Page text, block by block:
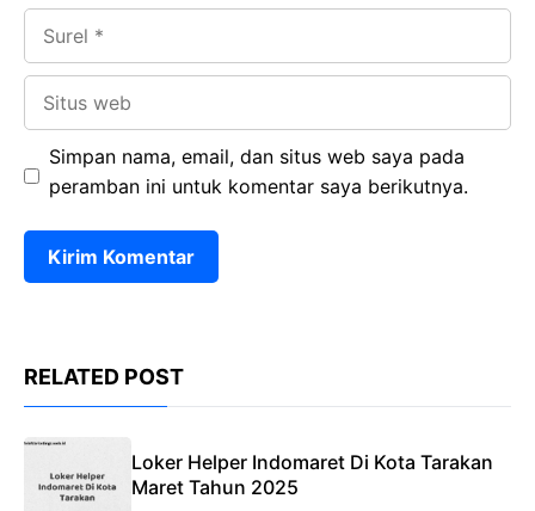
Simpan nama, email, dan situs web saya pada
peramban ini untuk komentar saya berikutnya.
RELATED POST
Loker Helper Indomaret Di Kota Tarakan
Maret Tahun 2025